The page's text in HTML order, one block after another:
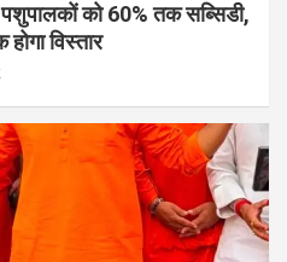
को 60% तक सब्सिडी,
विस्तार